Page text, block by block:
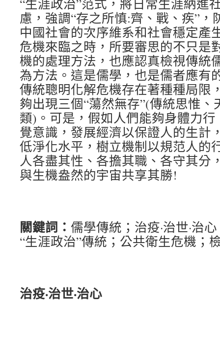
“生涯政治”范式，將日常生涯納進
慮，強調“存之所慎:齊、戰、疾”，
中國社會的次序維系和社會穩定產
危機來臨之時，所要審思的不只是
機的處理方法，也應認真檢視傳統
為方法。這是儒學，也是儒者應有
傳統聰明化解危機存在著種種局限
夠出現三個“蕩然無存”(傳統思惟
類)。可是，假如人們能夠身體力
覺意識，發展經濟以保證人的生計
低淨化水平，樹立機制以規范人的
人各盡其性、各擔其職、各守其分
與生機盎然的宇宙共享其勝!
關鍵詞： 儒學傳統；治疫·治世·治
“生涯政治”傳統；公共衛生危機；
治疫·治世·治心